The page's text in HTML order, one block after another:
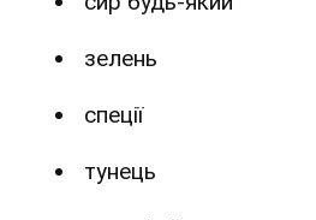
зелень
спеції
тунець